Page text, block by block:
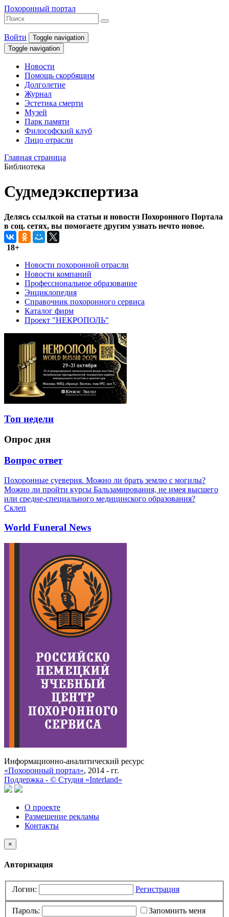
Похоронный портал
Войти
Toggle navigation
Toggle navigation
Новости
Помощь скорбящим
Долголетие
Журнал
Эстетика смерти
Музей
Парк памяти
Философский клуб
Лицо отрасли
Главная страница
Библиотека
Судмедэкспертиза
Делясь ссылкой на статьи и новости Похоронного Портала
в соц. сетях, вы помогаете другим узнать нечто новое.
18+
Новости похоронной отрасли
Новости компаний
Профессиональное образование
Энциклопедия
Справочник похоронного сервиса
Каталог фирм
Проект "НЕКРОПОЛЬ"
Топ недели
Опрос дня
Вопрос ответ
Похоронные суеверия. Можно ли брать землю с могилы?
Можно ли пройти курсы Бальзамирования, не имея высшего
или средне-специального медицинского образования?
Склеп
World Funeral News
Информационно-аналитический ресурс
«Похоронный портал», 2014 - гг.
Поддержка - © Cтудия «Interland»
О проекте
Размещение рекламы
Контакты
×
Авторизация
Логин: Регистрация
Пароль: Запомнить меня